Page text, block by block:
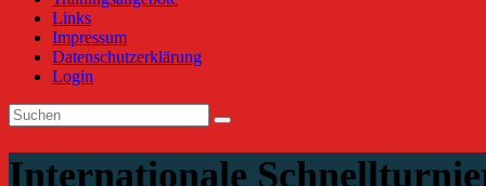
Links
Impressum
Datenschutzerklärung
Login
Internationale